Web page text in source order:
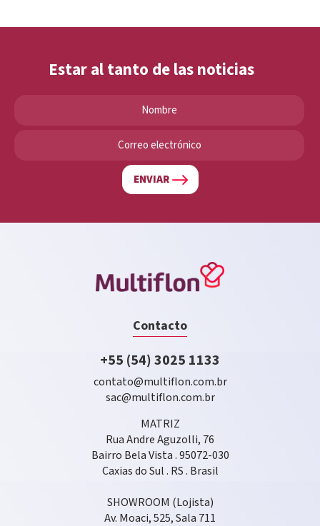
Estar al tanto de las noticias
ENVIAR
Contacto
+55 (54) 3025 1133
contato@multiflon.com.br
sac@multiflon.com.br
MATRIZ
Rua Andre Aguzolli, 76
Bairro Bela Vista . 95072-030
Caxias do Sul . RS . Brasil
SHOWROOM (Lojista)
Av. Moaci, 525, Sala 711